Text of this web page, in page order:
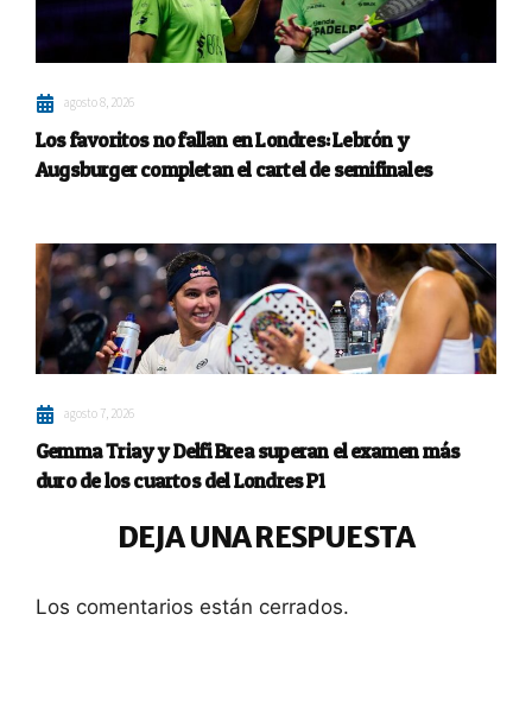
agosto 8, 2026
Los favoritos no fallan en Londres: Lebrón y
Augsburger completan el cartel de semifinales
agosto 7, 2026
Gemma Triay y Delfi Brea superan el examen más
duro de los cuartos del Londres P1
DEJA UNA RESPUESTA
Los comentarios están cerrados.